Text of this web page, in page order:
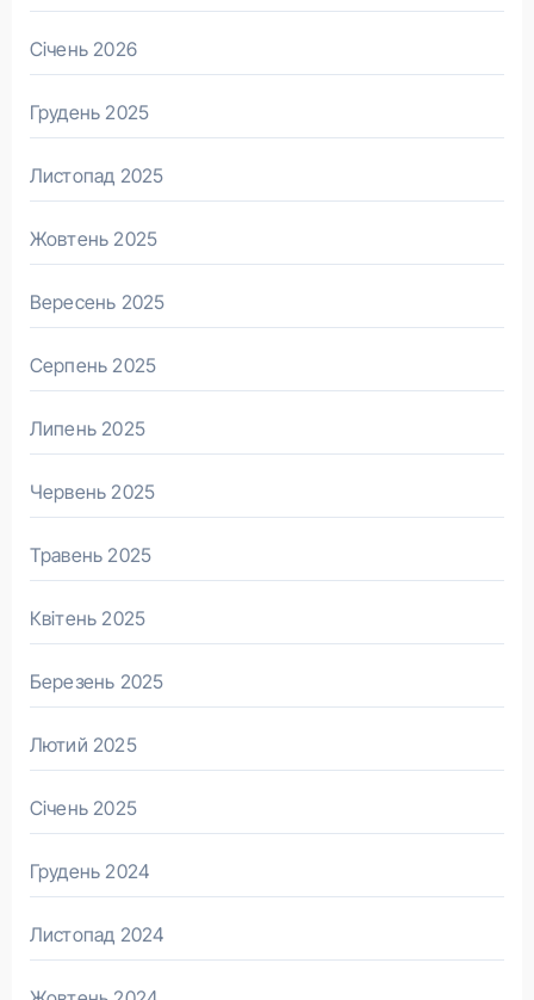
Січень 2026
Грудень 2025
Листопад 2025
Жовтень 2025
Вересень 2025
Серпень 2025
Липень 2025
Червень 2025
Травень 2025
Квітень 2025
Березень 2025
Лютий 2025
Січень 2025
Грудень 2024
Листопад 2024